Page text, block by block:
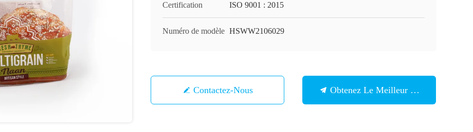
Certification ISO 9001 : 2015
Numéro de modèle HSWW2106029
Contactez-Nous Obtenez Le Meilleur Prix